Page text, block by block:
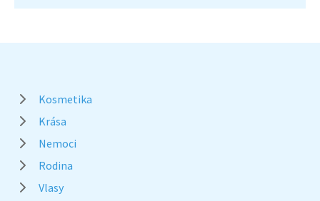
Kosmetika
Krása
Nemoci
Rodina
Vlasy